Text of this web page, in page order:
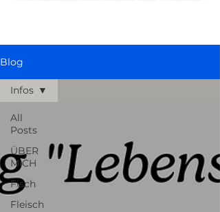
Blog
All
Posts
ÜBER
MICH
Fisch
Fleisch
Infos